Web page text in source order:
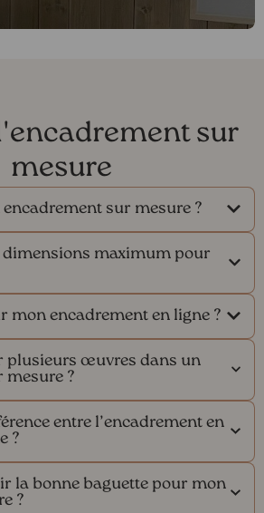
sur
mesure
encadrement sur mesure ?
dimensions maximum pour
mon encadrement en ligne ?
plusieurs œuvres dans un
mesure ?
entre l’encadrement en
?
la bonne baguette pour mon
?